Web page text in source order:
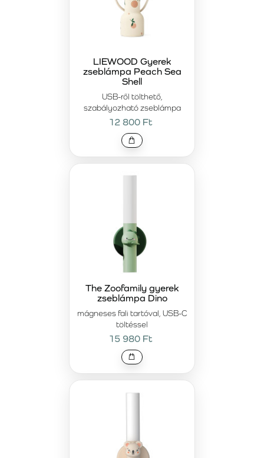
USB-ről tölthető,
szabályozható zseblámpa
LIEWOOD Gyerek
zseblámpa Peach Sea
Shell
12 800 Ft
mágneses fali tartóval, USB-C
töltéssel
The Zoofamily gyerek
zseblámpa Dino
15 980 Ft